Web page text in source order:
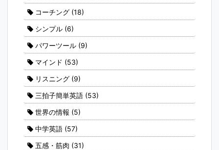
コーチング (18)
シンプル (6)
パワーツール (9)
マインド (53)
リスニング (9)
三拍子簡単英語 (53)
世界の情報 (5)
中学英語 (57)
五感・筋肉 (31)